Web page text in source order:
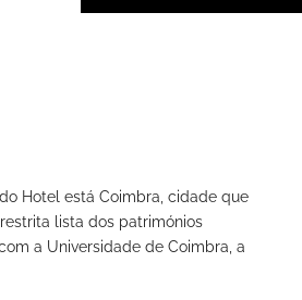
Hotel está Coimbra, cidade que
lista dos patrimónios
a Universidade de Coimbra, a